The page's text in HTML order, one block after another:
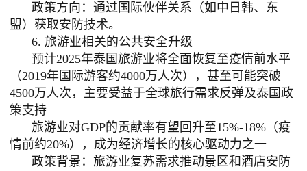
政策方向：通过国际伙伴关系（如中日韩、东
盟）获取安防技术。
6. 旅游业相关的公共安全升级
预计2025年泰国旅游业将全面恢复至疫情前水平
（2019年国际游客约4000万人次），甚至可能突破
4500万人次，主要受益于全球旅行需求反弹及泰国政
策支持
旅游业对GDP的贡献率有望回升至15%-18%（疫
情前约20%），成为经济增长的核心驱动力之一
政策背景：旅游业复苏需求推动景区和酒店安防